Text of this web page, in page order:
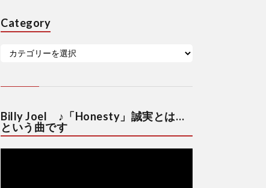
Category
Billy Joel ♪「Honesty」誠実とは…
という曲です
動